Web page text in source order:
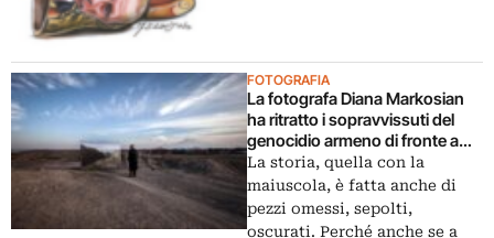
FOTOGRAFIA
La fotografa Diana Markosian
ha ritratto i sopravvissuti del
genocidio armeno di fronte a
fotografie della loro terra natale.
A cento anni di distanza
dall’esodo
La storia, quella con la
maiuscola, è fatta anche di
pezzi omessi, sepolti,
oscurati. Perché anche se a